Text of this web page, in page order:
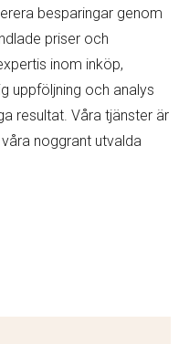
besparingar genom
priser och
inom inköp,
uppföljning och analys
resultat. Våra tjänster är
noggrant utvalda